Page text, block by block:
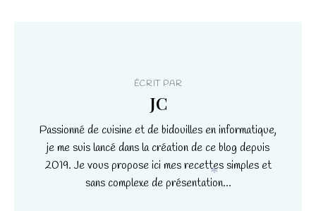
ÉCRIT PAR
JC
Passionné de cuisine et de bidouilles en informatique,
je me suis lancé dans la création de ce blog depuis
2019. Je vous propose ici mes recettes simples et
sans complexe de présentation…